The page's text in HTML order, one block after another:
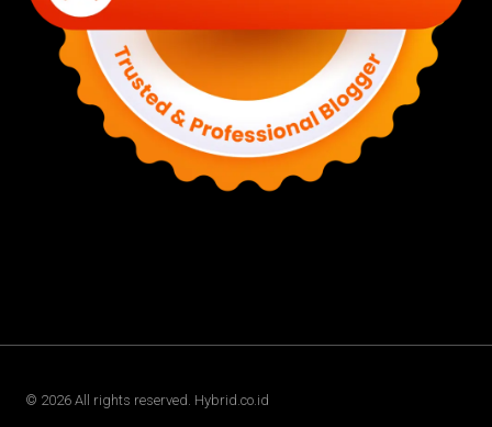
© 2026 All rights reserved. Hybrid.co.id